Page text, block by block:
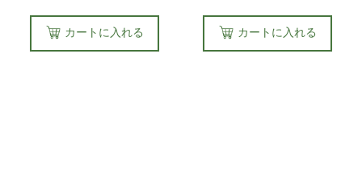
カートに入れる カートに入れる